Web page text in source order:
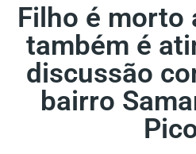
Filho é morto
também é
discussão
bairro